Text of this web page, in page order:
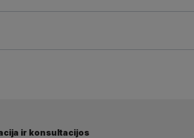
ir konsultacijos